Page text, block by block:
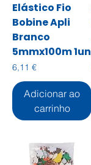
Elástico Fio
Bobine Apli
Branco
5mmx100m 1un
Preço
6,11 €
Adicionar ao
carrinho